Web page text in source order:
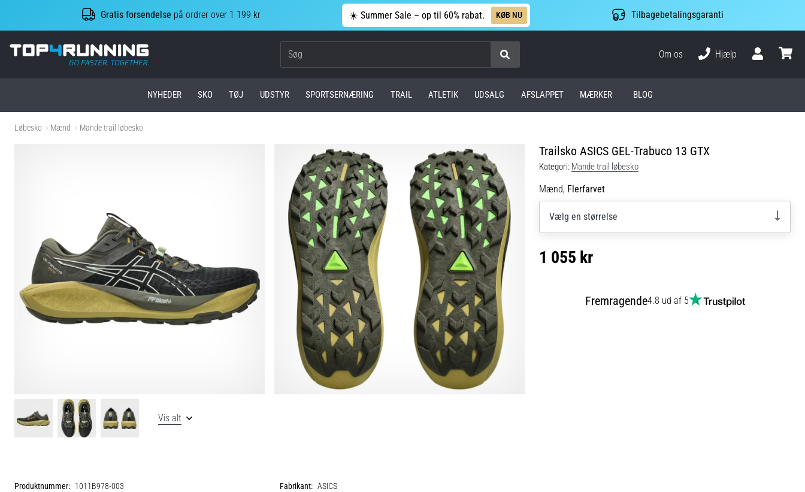
Gratis forsendelse på ordrer over 1 199 kr ☀️ Summer Sale – op til 60% rabat. KØB NU Tilbagebetalingsgaranti
Top4Running.dk
Om os
Hjælp
NYHEDER SKO TØJ UDSTYR SPORTSERNÆRING TRAIL ATLETIK UDSALG AFSLAPPET MÆRKER BLOG
Løbesko Mænd Mande trail løbesko
Trailsko ASICS GEL-Trabuco 13 GTX
Kategori: Mande trail løbesko
Mænd, Flerfarvet
Vælg en størrelse
1 055 kr
Fremragende4.8 ud af 5
Vis alt
Produktnummer: 1011B978-003 Fabrikant: ASICS